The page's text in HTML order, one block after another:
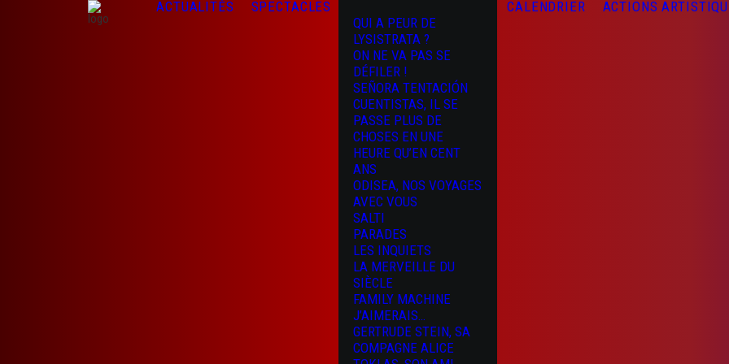
ACTUALITÉS
SPECTACLES
QUI A PEUR DE
LYSISTRATA ?
ON NE VA PAS SE
DÉFILER !
SEÑORA TENTACIÓN
CUENTISTAS, IL SE
PASSE PLUS DE
CHOSES EN UNE
HEURE QU’EN CENT
ANS
ODISEA, NOS VOYAGES
AVEC VOUS
SALTI
PARADES
LES INQUIETS
LA MERVEILLE DU
SIÈCLE
FAMILY MACHINE
J’AIMERAIS…
GERTRUDE STEIN, SA
COMPAGNE ALICE
CALENDRIER ACTIONS